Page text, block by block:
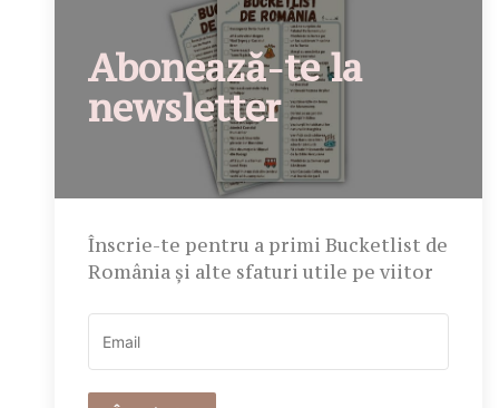
Abonează-te la
newsletter
Înscrie-te pentru a primi Bucketlist de
România și alte sfaturi utile pe viitor